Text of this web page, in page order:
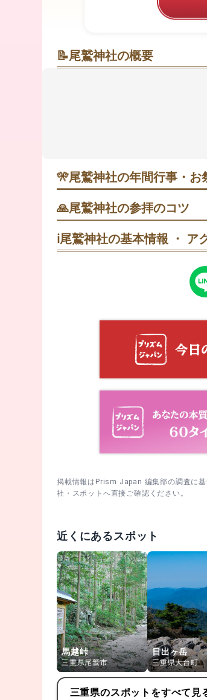
📝尾鷲神社の概要
🎌尾鷲神社の年間行事・お
落ち着きやすいと言われます。
2月1〜5日 例祭「ヤーヤ祭（やー
い場合は早朝が狙い目と紹介され
🙏尾鷲神社の参拝のコツ
本殿参拝→白馬像の前で一礼→お願
ℹ️尾鷲神社の基本情報 ・ ア
掲載情報はPrism Japan 編集部の調査に
社・スポットへ直接ご確認ください。
近くにあるスポット
馬越峠
三重県尾鷲市
日出ヶ岳
三重県大台町
三重県のスポットをすべて見